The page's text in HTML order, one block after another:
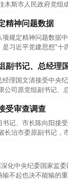
木斯市人民政府党组
精神问题数据
规定精神问题数据
习近平党建思想"十
副书记、总经理
国文清接受中央
司原党组副书记、
受审查调查
记、市长陈向阳
长治市委原副书记，
深化中央纪委国家
不起也决不能输的